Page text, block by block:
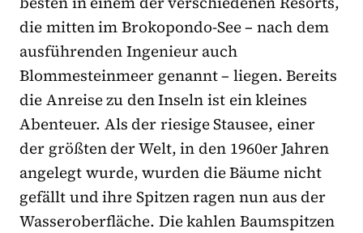
die mitten im Brokopondo-See – nach dem
ausführenden Ingenieur auch
Blommesteinmeer genannt – liegen. Bereits
die Anreise zu den Inseln ist ein kleines
Abenteuer. Als der riesige Stausee, einer
der größten der Welt, in den 1960er Jahren
angelegt wurde, wurden die Bäume nicht
gefällt und ihre Spitzen ragen nun aus der
Wasseroberfläche. Die kahlen Baumspitzen